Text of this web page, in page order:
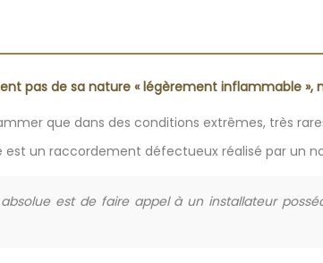
pas de sa nature « légèrement inflammable
que dans des conditions extrêmes, très
un raccordement défectueux réalisé par un
est de faire appel à un installateur